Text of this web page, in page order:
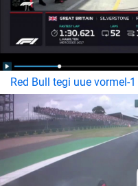
Red Bull tegi uue vormel-